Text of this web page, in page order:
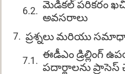
మెడికల్ పరికరం
అవసరాలు
ప్రశ్నలు మరియు
ఈడీఎం డ్రిల్లింగ్
పదార్థాలను